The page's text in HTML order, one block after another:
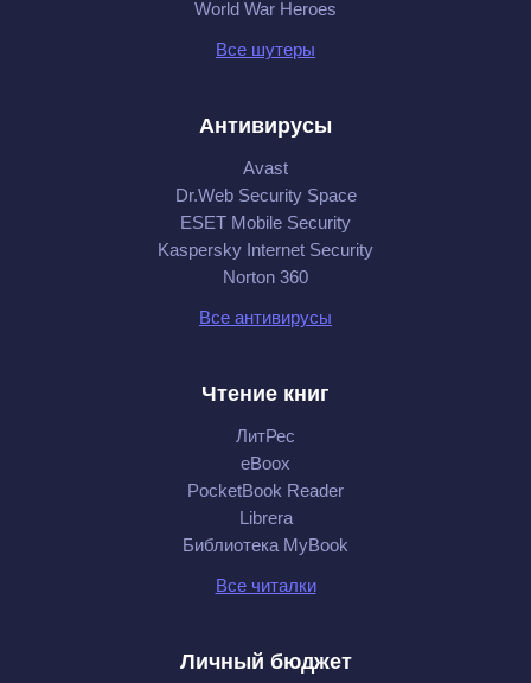
World War Heroes
Все шутеры
Антивирусы
Avast
Dr.Web Security Space
ESET Mobile Security
Kaspersky Internet Security
Norton 360
Все антивирусы
Чтение книг
ЛитРес
eBoox
PocketBook Reader
Librera
Библиотека MyBook
Все читалки
Личный бюджет